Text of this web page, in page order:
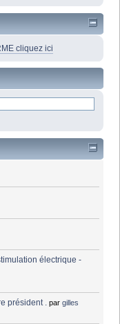
cliquez ici
électrique -
président . pargilles